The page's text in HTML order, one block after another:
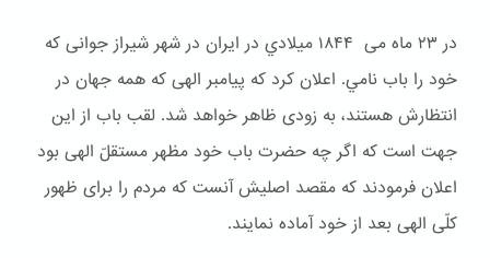
در ۲۳ ماه می ۱۸۴۴ ميلادي در ایران در شهر شیراز جوانی که
خود را باب نامي. اعلان کرد که پیامبر الهی که همه جهان در
انتظارش هستند، به زودی ظاهر خواهد شد. لقب باب از این
جهت است که اگر چه حضرت باب خود مظهر مستقلّ الهی بود
اعلان فرمودند که مقصد اصلیش آنست که مردم را برای ظهور
کلّی الهی بعد از خود آماده نمایند.